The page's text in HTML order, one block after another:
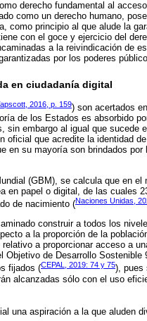
derecho fundamental al
como un derecho humano,
como principio al que alude la
con el goce y ejercicio del
a la reivindicación de
por los poderes
en ciudadanía digital
2016, p. 159) son acertados
de los Estados es absorbido
embargo al igual que sucede
que acredite la identidad
su mayoría son brindados por
(GBM), se calcula que en el
en papel o digital, de las cuales
de nacimiento (Naciones Unidas,
construir a todos los
a la proporción de la
a proporcionar acceso a
de Desarrollo Sostenible
fijados (CEPAL, 2019: 74 y 75), pues
alcanzadas sólo con el uso
una aspiración a la que aluden